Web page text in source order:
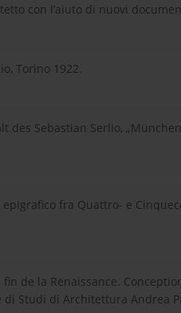
con l’aiuto di nuovi
Torino 1922.
des Sebastian Serlio,
fra Quattro- e
de la Renaissance.
Studi di Architettura Andrea